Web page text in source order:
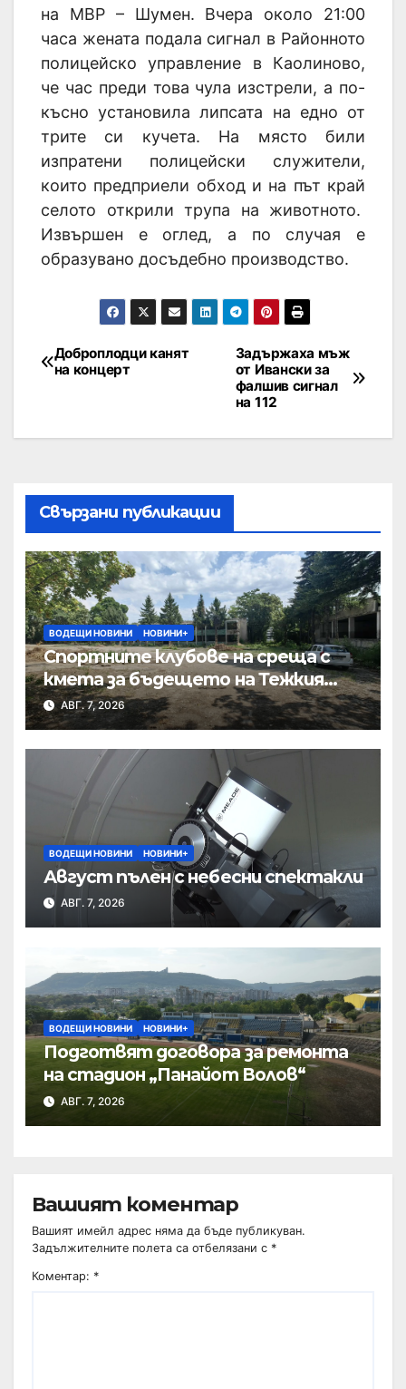
на МВР – Шумен. Вчера около 21:00
часа жената подала сигнал в Районното
полицейско управление в Каолиново,
че час преди това чула изстрели, а по-
късно установила липсата на едно от
трите си кучета. На място били
изпратени полицейски служители,
които предприели обход и на път край
селото открили трупа на животното.
Извършен е оглед, а по случая е
образувано досъдебно производство.
Задържаха мъж
от Ивански за
фалшив сигнал
на 112
Доброплодци канят
на концерт
Свързани публикации
ВОДЕЩИ НОВИНИ НОВИНИ+
Спортните клубове на среща с
кмета за бъдещето на Тежкия
полк
АВГ. 7, 2026
ВОДЕЩИ НОВИНИ НОВИНИ+
Август пълен с небесни спектакли
АВГ. 7, 2026
ВОДЕЩИ НОВИНИ НОВИНИ+
Подготвят договора за ремонта
на стадион „Панайот Волов“
АВГ. 7, 2026
Вашият коментар
Вашият имейл адрес няма да бъде публикуван.
Задължителните полета са отбелязани с *
Коментар: *